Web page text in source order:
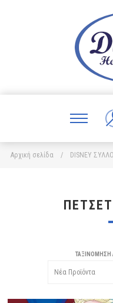
Αρχική σελίδα / DISNEY
ΤΑΞΙΝΌΜΗΣΗ